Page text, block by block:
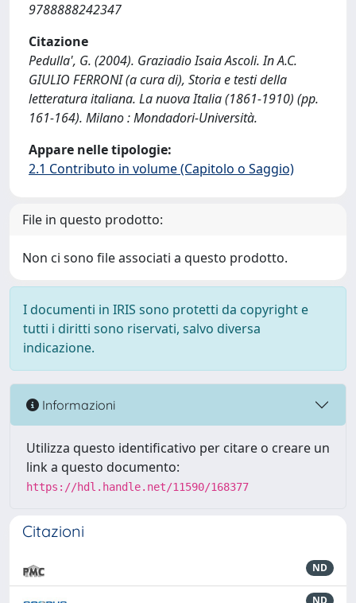
9788888242347
Citazione
Pedulla', G. (2004). Graziadio Isaia Ascoli. In A.C.
GIULIO FERRONI (a cura di), Storia e testi della
letteratura italiana. La nuova Italia (1861-1910) (pp.
161-164). Milano : Mondadori-Università.
Appare nelle tipologie:
2.1 Contributo in volume (Capitolo o Saggio)
File in questo prodotto:
Non ci sono file associati a questo prodotto.
I documenti in IRIS sono protetti da copyright e
tutti i diritti sono riservati, salvo diversa
indicazione.
Informazioni
Utilizza questo identificativo per citare o creare un
link a questo documento:
https://hdl.handle.net/11590/168377
Citazioni
ND